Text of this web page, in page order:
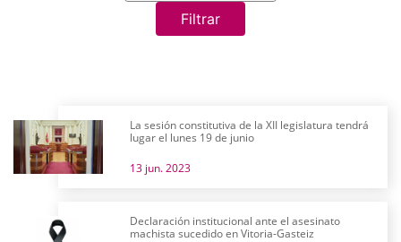
Filtrar
La sesión constitutiva de la XII legislatura tendrá
lugar el lunes 19 de junio
13 jun. 2023
Declaración institucional ante el asesinato
machista sucedido en Vitoria-Gasteiz